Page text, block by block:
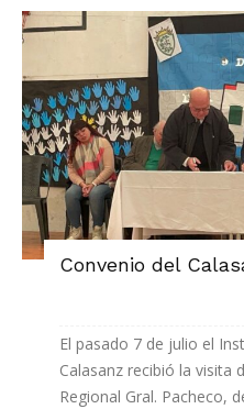
Convenio del
El pasado 7 de julio el
Calasanz recibió la visita
Regional Gral. Pacheco,